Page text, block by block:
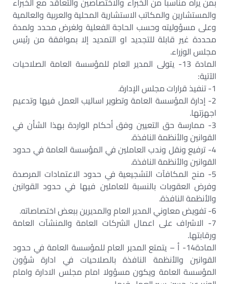
والمستشارين والمكاتب الاستشارية المحلية والعربية والعالمية
وعلى مسؤوليته وحسب الحاجة الفعلية ولغرض محدد ولمدة
محددة غير قابلة للتجديد او التمديد إلا بموافقة من رئيس
مجلس الوزراء.‏
المادة 13- يتولى المدير العام للمؤسسة العامة الصلاحيات
الآتية:‏
1- تنفيذ قرارات مجلس الإدارة.‏
2- إدارة المؤسسة العامة وتطوير اساليب العمل فيها وتدعيم
اجهزتها.‏
3- ممارسة حق التعيين وفق أحكام الواردة بهذا الشأن في
القوانين والأنظمة النافذة.‏
4- ترفيع ونقل وندب العاملين في المؤسسة العامة في حدود
القوانين والأنظمة النافذة.‏
5- منح المكافآت التشجيعية في حدود الاعتمادات المرصدة
وفرض العقوبات بالنسبة للعاملين فيها في حدود القوانين
والأنظمة النافذة.‏
6- تفويض معاوني المدير العام والمديرين ببعض اختصاصاته.‏
7- الاشراف على اعمال الشركات العامة والمنشآت العامة
ورقابتها.‏
المادة14- أ – يتمتع المدير العام للمؤسسة العامة في حدود
القوانين والأنظمة النافذة بالصلاحيات في ادارة شؤون
المؤسسة العامة ويكون مسؤولا امام مجلس الادارة وامام